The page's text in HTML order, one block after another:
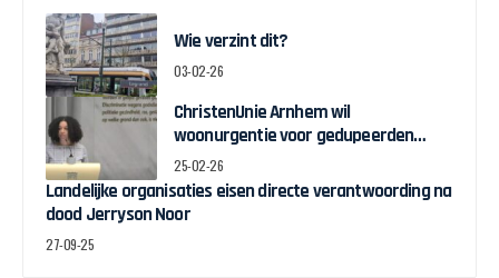
Wie verzint dit?
03-02-26
ChristenUnie Arnhem wil
woonurgentie voor gedupeerden
toeslagenschandaal
25-02-26
Landelijke organisaties eisen directe verantwoording na
dood Jerryson Noor
27-09-25